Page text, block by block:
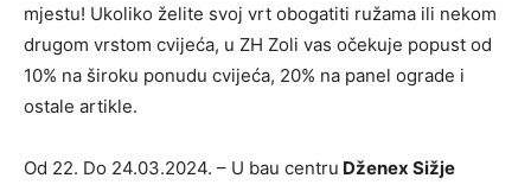
mjestu! Ukoliko želite svoj vrt obogatiti ružama ili nekom
drugom vrstom cvijeća, u ZH Zoli vas očekuje popust od
10% na široku ponudu cvijeća, 20% na panel ograde i
ostale artikle.
Od 22. Do 24.03.2024. – U bau centru Dženex Sižje